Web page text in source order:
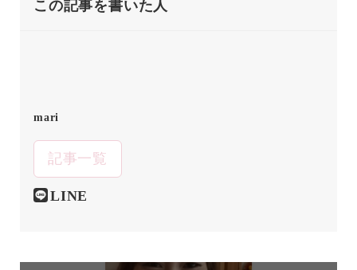
この記事を書いた人
mari
記事一覧
LINE